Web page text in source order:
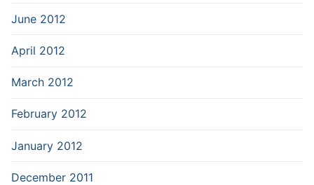
June 2012
April 2012
March 2012
February 2012
January 2012
December 2011